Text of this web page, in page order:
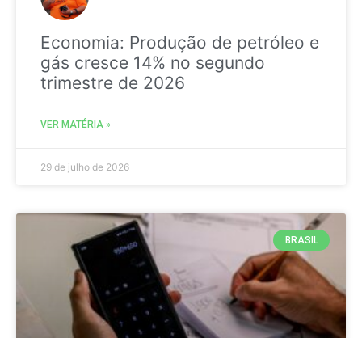
Economia: Produção de petróleo e
gás cresce 14% no segundo
trimestre de 2026
VER MATÉRIA »
29 de julho de 2026
BRASIL